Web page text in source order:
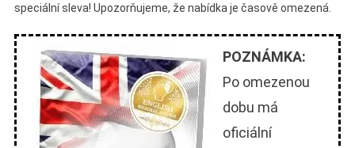
speciální sleva! Upozorňujeme, že nabídka je časově omezená.
POZNÁMKA:
Po omezenou
dobu má
oficiální